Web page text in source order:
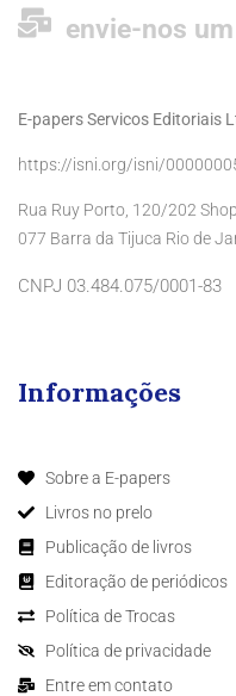
envie-nos
E-papers Servicos Editoriais
https://isni.org/isni/
Rua Ruy Porto, 120/202
077 Barra da Tijuca Rio de
CNPJ 03.484.075/0001-83
Informações
Sobre a E-papers
Livros no prelo
Publicação de livros
Editoração de periódicos
Política de Trocas
Política de privacidade
Entre em contato